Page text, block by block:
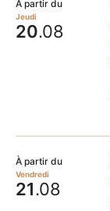
À partir du
Jeudi
20.08
À partir du
Vendredi
21.08